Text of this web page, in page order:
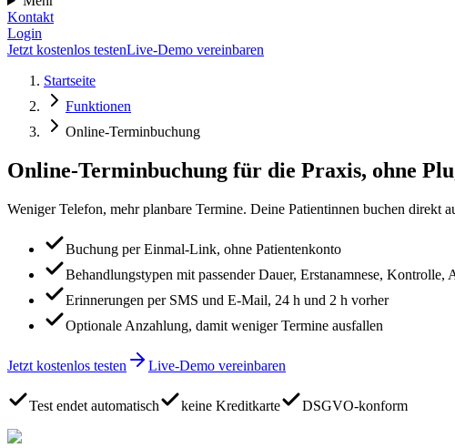
Kontakt
Login
Jetzt kostenlos testenLive-Demo vereinbaren
Startseite
Funktionen
Online-Terminbuchung
Online-Terminbuchung für die Praxis, ohne
Weniger Telefon, mehr planbare Termine. Deine Patientinnen buchen
Buchung per Einmal-Link, ohne Patientenkonto
Behandlungstypen mit passender Dauer, Erstanamnese, Kontrolle,
Erinnerungen per SMS und E-Mail, 24 h und 2 h vorher
Optionale Anzahlung, damit weniger Termine ausfallen
Jetzt kostenlos testen Live-Demo vereinbaren
Test endet automatisch keine Kreditkarte DSGVO-konform